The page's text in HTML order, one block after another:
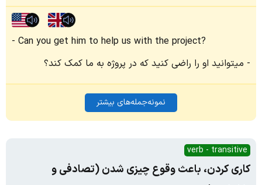
Can you get him to help us with the project?
میتوانید او را راضی کنید که در پروژه به ما کمک کند؟
نمونه‌جمله‌های بیشتر
verb - transitive
کاری کردن، باعث وقوع چیزی شدن (تصادفی و